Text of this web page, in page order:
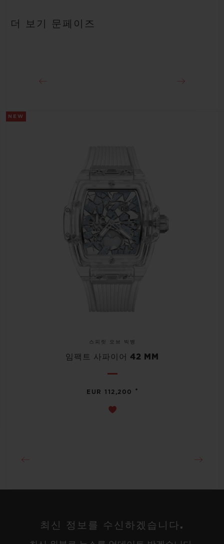
약 50시간
더 보기 문페이즈
NEW
스피릿 오브 빅뱅
임팩트 사파이어 42 MM
EUR 112,200 •
최신 정보를 수신하겠습니다.